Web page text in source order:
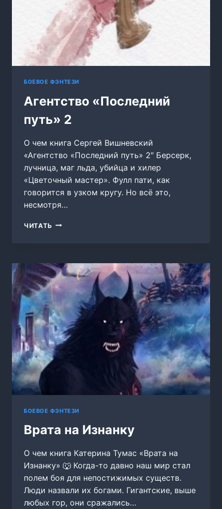
БОЕВОЕ ФЭНТЕЗИ
Агентство «Последний
путь» 2
О чем книга Сергей Вишневский
«Агентство «Последний путь» 2″ Берсерк,
лучница, маг льда, убийца и хилер
«Цветочный мастер». Фулл пати, как
говорится в узком кругу. Но всё это,
несмотря…
ЧИТАТЬ АГЕНТСТВО
БОЕВОЕ ФЭНТЕЗИ
Врата на Изнанку
О чем книга Катерина Тумас «Врата на
Изнанку» 🐺 Когда-то давно наш мир стал
полем боя для непостижимых существ.
Люди назвали их богами. Гигантские, выше
любых гор, они сражались…